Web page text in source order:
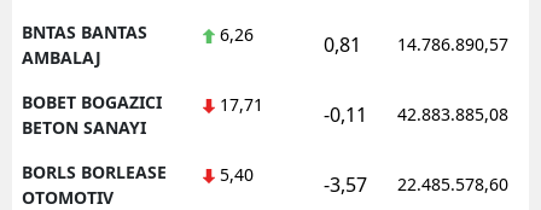
BNTAS BANTAS
AMBALAJ
6,26 0,81 14.786.890,57
BOBET BOGAZICI
BETON SANAYI
17,71 -0,11 42.883.885,08
BORLS BORLEASE
OTOMOTIV
5,40 -3,57 22.485.578,60